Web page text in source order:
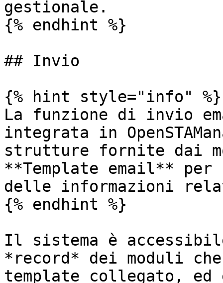
gestionale.
{% endhint %}
## Invio
{% hint style="info" %}
La funzione di invio
integrata in
strutture fornite dai
**Template email**
delle informazioni
{% endhint %}
Il sistema è
*record* dei moduli che
template collegato,